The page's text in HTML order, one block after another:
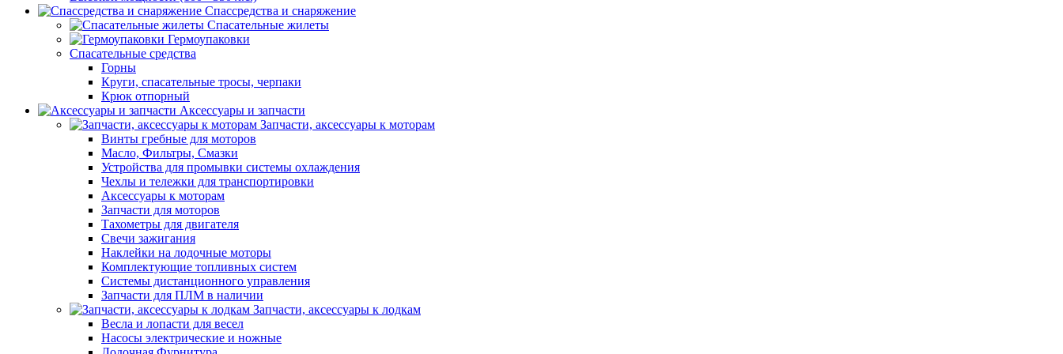
Спассредства и снаряжение
Спасательные жилеты
Гермоупаковки
Спасательные средства
Горны
Круги, спасательные тросы, черпаки
Крюк отпорный
Аксессуары и запчасти
Запчасти, аксессуары к моторам
Винты гребные для моторов
Масло, Фильтры, Смазки
Устройства для промывки системы охлаждения
Чехлы и тележки для транспортировки
Аксессуары к моторам
Запчасти для моторов
Тахометры для двигателя
Свечи зажигания
Наклейки на лодочные моторы
Комплектующие топливных систем
Системы дистанционного управления
Запчасти для ПЛМ в наличии
Запчасти, аксессуары к лодкам
Весла и лопасти для весел
Насосы электрические и ножные